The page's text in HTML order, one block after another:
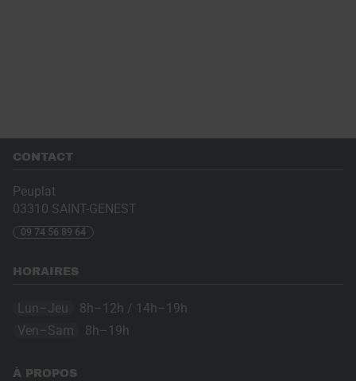
CONTACT
Peuplat
03310 SAINT-GENEST
09 74 56 89 64
HORAIRES
Lun–Jeu
8h–12h / 14h–19h
Ven–Sam
8h–19h
À PROPOS